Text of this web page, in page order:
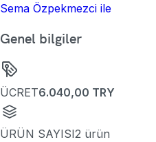
Sema Özpekmezci ile
Genel bilgiler
ÜCRET6.040,00 TRY
ÜRÜN SAYISI2 ürün